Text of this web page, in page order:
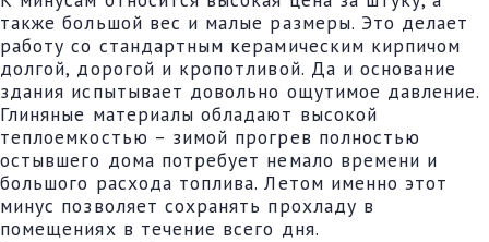
также большой вес и малые размеры. Это делает
работу со стандартным керамическим кирпичом
долгой, дорогой и кропотливой. Да и основание
здания испытывает довольно ощутимое давление.
Глиняные материалы обладают высокой
теплоемкостью – зимой прогрев полностью
остывшего дома потребует немало времени и
большого расхода топлива. Летом именно этот
минус позволяет сохранять прохладу в
помещениях в течение всего дня.